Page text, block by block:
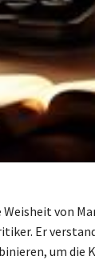
von
Er
um die